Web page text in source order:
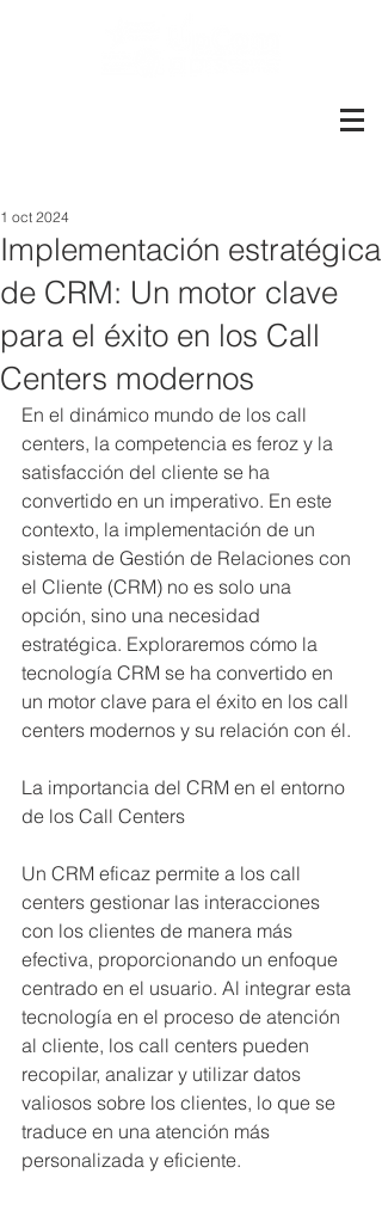
Implementación estratégica
de CRM: Un motor clave
para el éxito en los Call
Centers modernos
1 oct 2024
En el dinámico mundo de los call
centers, la competencia es feroz y la
satisfacción del cliente se ha
convertido en un imperativo. En este
contexto, la implementación de un
sistema de Gestión de Relaciones con
el Cliente (CRM) no es solo una
opción, sino una necesidad
estratégica. Exploraremos cómo la
tecnología CRM se ha convertido en
un motor clave para el éxito en los call
centers modernos y su relación con él.
La importancia del CRM en el entorno
de los Call Centers
Un CRM eficaz permite a los call
centers gestionar las interacciones
con los clientes de manera más
efectiva, proporcionando un enfoque
centrado en el usuario. Al integrar esta
tecnología en el proceso de atención
al cliente, los call centers pueden
recopilar, analizar y utilizar datos
valiosos sobre los clientes, lo que se
traduce en una atención más
personalizada y eficiente.